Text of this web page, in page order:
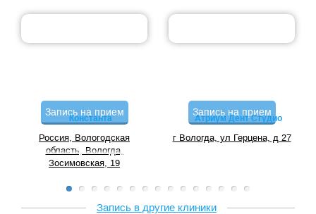
Константа
Запись на прием
Россия, Вологодская
область, Вологда,
Зосимовская, 19
Атриум Дент Студио
Запись на прием
г Вологда, ул Герцена, д 27
Запись в другие клиники